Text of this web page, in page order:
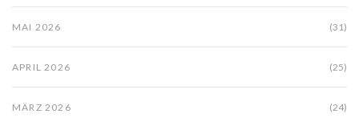
MAI 2026 (31)
APRIL 2026 (25)
MÄRZ 2026 (24)